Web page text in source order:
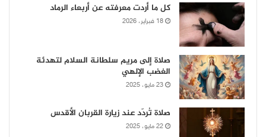
كل ما أردت معرفته عن أربعاء الرماد
18 فبراير، 2026
صلاة إلى مريم سلطانة السلام لتهدئة
الغضب الإلهي
23 مايو، 2025
صلاة تُردّد عند زيارة القربان الأقدس
22 مايو، 2025